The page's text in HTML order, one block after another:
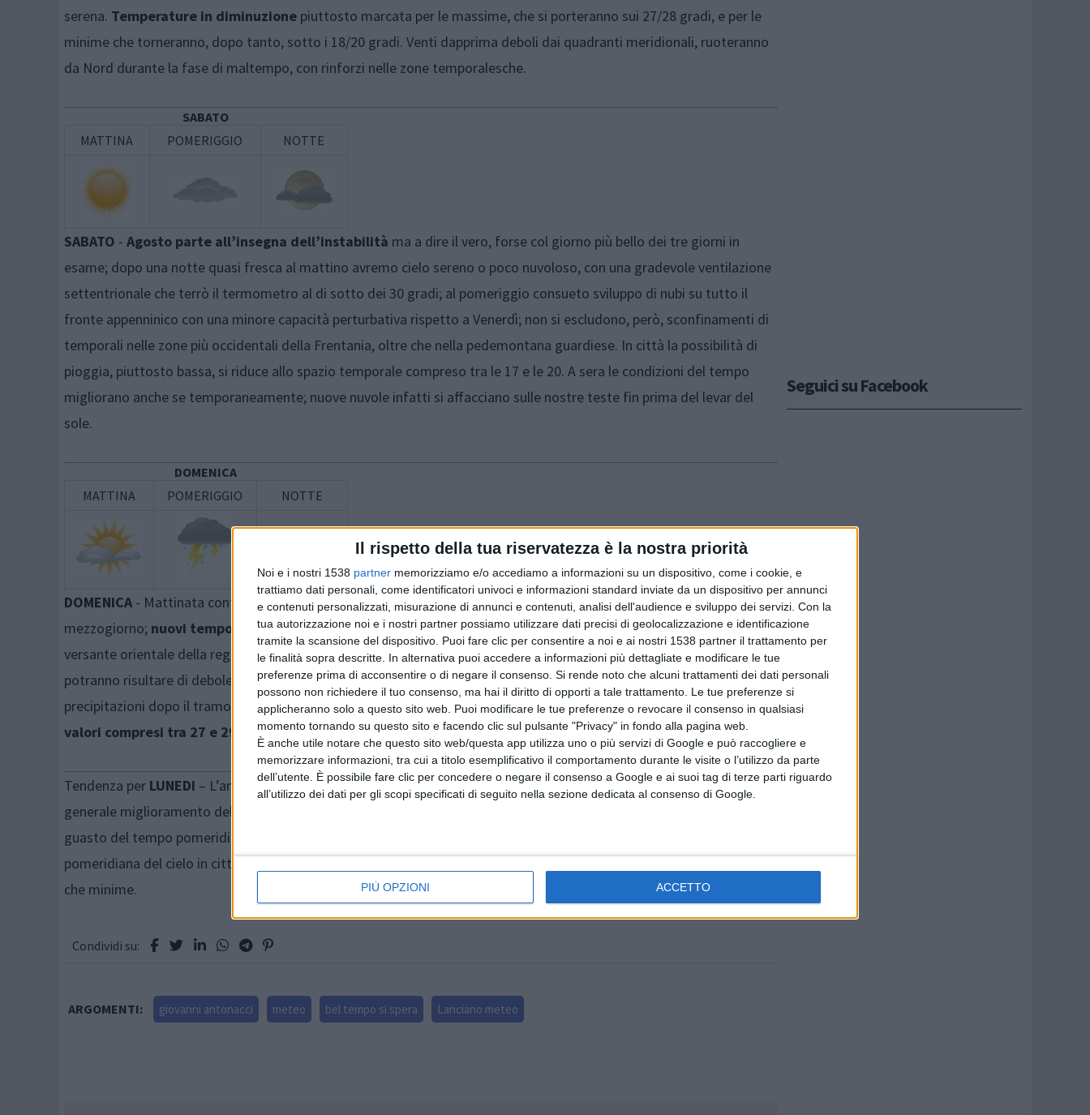
Il rispetto della tua riservatezza è la nostra priorità
Noi e i nostri 1538 partner memorizziamo e/o accediamo a informazioni su un dispositivo, come i cookie, e
trattiamo dati personali, come identificatori univoci e informazioni standard inviate da un dispositivo per annunci
e contenuti personalizzati, misurazione di annunci e contenuti, analisi dell'audience e sviluppo dei servizi. Con la
tua autorizzazione noi e i nostri partner possiamo utilizzare dati precisi di geolocalizzazione e identificazione
tramite la scansione del dispositivo. Puoi fare clic per consentire a noi e ai nostri 1538 partner il trattamento per
le finalità sopra descritte. In alternativa puoi accedere a informazioni più dettagliate e modificare le tue
preferenze prima di acconsentire o di negare il consenso. Si rende noto che alcuni trattamenti dei dati personali
possono non richiedere il tuo consenso, ma hai il diritto di opporti a tale trattamento. Le tue preferenze si
applicheranno solo a questo sito web. Puoi modificare le tue preferenze o revocare il consenso in qualsiasi
momento tornando su questo sito e facendo clic sul pulsante "Privacy" in fondo alla pagina web.
È anche utile notare che questo sito web/questa app utilizza uno o più servizi di Google e può raccogliere e
memorizzare informazioni, tra cui a titolo esemplificativo il comportamento durante le visite o l’utilizzo da parte
dell’utente. È possibile fare clic per concedere o negare il consenso a Google e ai suoi tag di terze parti riguardo
all’utilizzo dei dati per gli scopi specificati di seguito nella sezione dedicata al consenso di Google.
PIÙ OPZIONI ACCETTO
serena. Temperature in diminuzionepiuttosto marcata per le massime, che si porteranno sui 27/28 gradi, e per le
minime che torneranno, dopo tanto, sotto i 18/20 gradi. Venti dapprima deboli dai quadranti meridionali, ruoteranno
da Nord durante la fase di maltempo, con rinforzi nelle zone temporalesche.
SABATO
MATTINA
POMERIGGIO NOTTE
SABATO - Agosto parte all’insegna dell’instabilità ma a dire il vero, forse col giorno più bello dei tre giorni in
esame; dopo una notte quasi fresca al mattino avremo cielo sereno o poco nuvoloso, con una gradevole ventilazione
settentrionale che terrò il termometro al di sotto dei 30 gradi; al pomeriggio consueto sviluppo di nubi su tutto il
fronte appenninico con una minore capacità perturbativa rispetto a Venerdì; non si escludono, però, sconfinamenti di
temporali nelle zone più occidentali della Frentania, oltre che nella pedemontana guardiese. In città la possibilità di
pioggia, piuttosto bassa, si riduce allo spazio temporale compreso tra le 17 e le 20. A sera le condizioni del tempo
migliorano anche se temporaneamente; nuove nuvole infatti si affacciano sulle nostre teste fin prima del levar del
sole.
DOMENICA
MATTINA
POMERIGGIO NOTTE
DOMENICA - Mattinata contraddistinta da cielo sereno o poco nuvoloso con nuvolosità in aumento fin prima di
mezzogiorno; nuovi temporali
sull’appennino in formazione si estendono, nel primo pomeriggio ed a seguire, verso il
versante orientale della regione, interessando, quindi, anche la nostra Lanciano e le zone limitrofe; temporali che
potranno risultare di debole o moderata intensità, e che perdureranno fino al calar della sera; si esauriscono le
precipitazioni dopo il tramonto ma l’aria rimane umida e frizzante; temperature massime stabili o in lieve flessione su
valori compresi tra 27 e 29 gradi, minime intorno ai 17/18 gradi; venti deboli da nord o nord ovest.
Tendenza per LUNEDI – L’anticiclone Africano prova a tornare in sella alla penisola Italiana ma, in un contesto di
generale miglioramento delle condizioni del tempo e di temperature in nuovo aumento permane la possibilità di un
guasto del tempo pomeridiano che dovrebbe, però, portare solo a annuvolamenti in montagna e qualche velatura
pomeridiana del cielo in città; per il resto, come detto, temperature in aumento di un paio di gradi buoni, sia massime
che minime.
Condividi su:
ARGOMENTI: giovanni antonacci meteo bel tempo si spera Lanciano meteo
Seguici su Facebook